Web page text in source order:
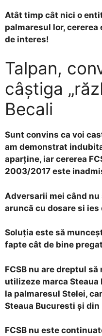
Atât timp cât nici o
palmaresul lor,
de interes!
Talpan,
câștiga
Becali
Sunt convins ca voi
am demonstrat
aparţine, iar cererea
2003/2017 este
Adversarii mei când
aruncă cu dosare si
Soluţia este să
fapte cât de bine
FCSB nu are dreptul
utilizeze marca
la palmaresul Stelei,
Steaua Bucuresti şi
FCSB nu este